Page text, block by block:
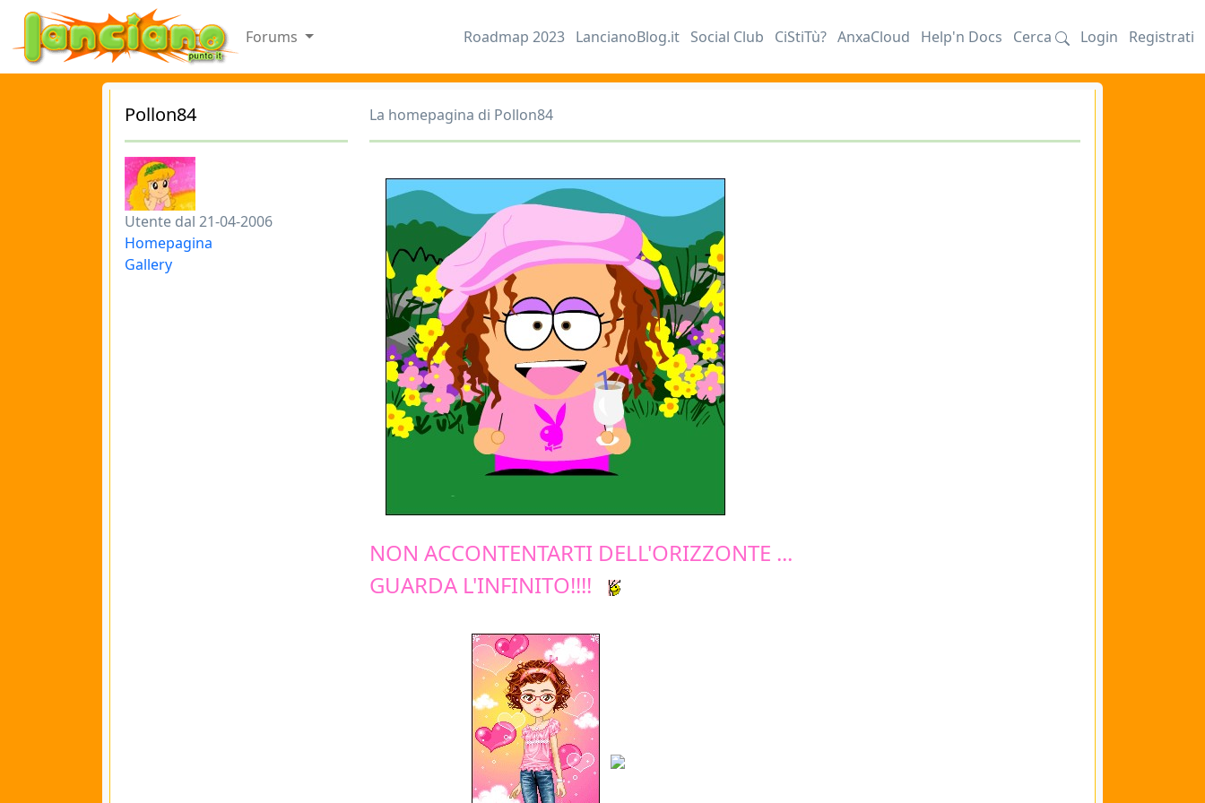
Forums Roadmap 2023 LancianoBlog.it Social Club CiStiTù? AnxaCloud Help'n Docs Cerca Login Registrati
Pollon84
Utente dal 21-04-2006
Homepagina
Gallery
La homepagina di Pollon84
NON ACCONTENTARTI DELL'ORIZZONTE ...
GUARDA L'INFINITO!!!!